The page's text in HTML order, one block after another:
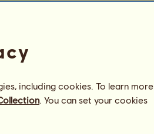
%
100%
Springen
including cookies. To learn more
. You can set your cookies